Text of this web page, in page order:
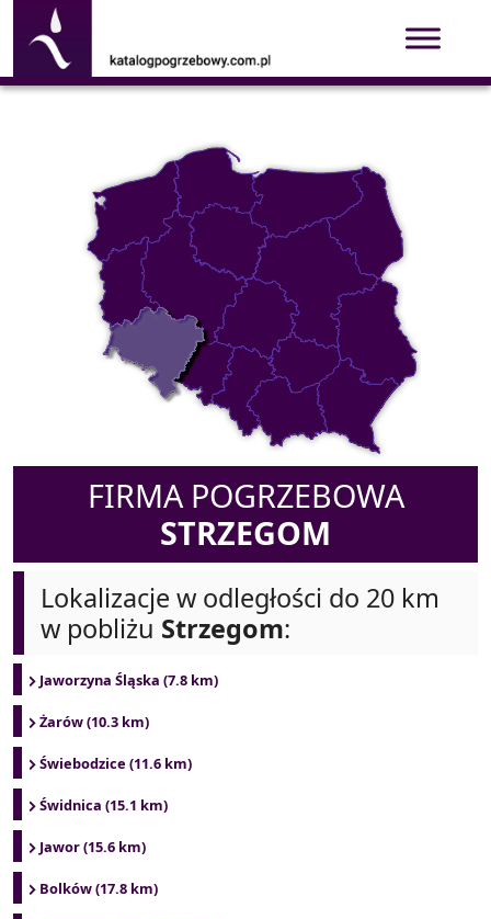
FIRMA POGRZEBOWA
STRZEGOM
Lokalizacje w odległości do 20 km
w pobliżu Strzegom:
Jaworzyna Śląska (7.8 km)
Żarów (10.3 km)
Świebodzice (11.6 km)
Świdnica (15.1 km)
Jawor (15.6 km)
Bolków (17.8 km)